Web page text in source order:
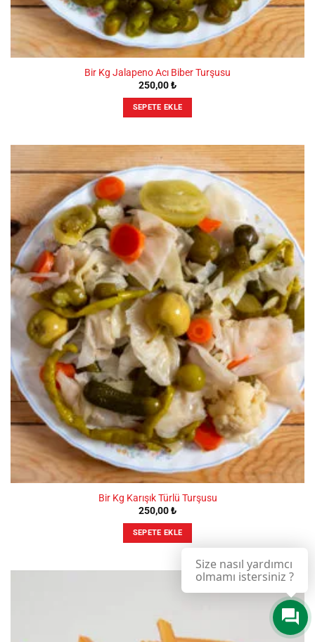
Bir Kg Jalapeno Acı Biber Turşusu
250,00₺
SEPETE EKLE
Bir Kg Karışık Türlü Turşusu
250,00₺
SEPETE EKLE
Size nasıl yardımcı
olmamı istersiniz ?